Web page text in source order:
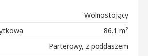
Wolnostojący
86.1 m²
Parterowy, z poddaszem